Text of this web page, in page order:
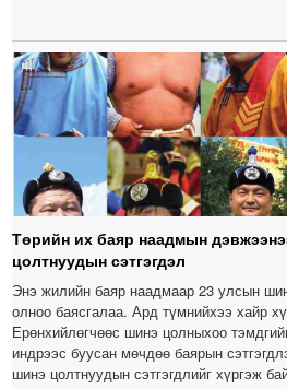
Төрийн их баяр наадмын
цолтнуудын сэтгэгдэл
Энэ жилийн баяр наадмаар 23 улсын
олноо баясгалаа. Ард түмнийхээ хайр
Ерөнхийлөгчөөс шинэ цолныхоо
индрээс буусан мөчдөө баярын
шинэ цолтнуудын сэтгэгдлийг хүргэж